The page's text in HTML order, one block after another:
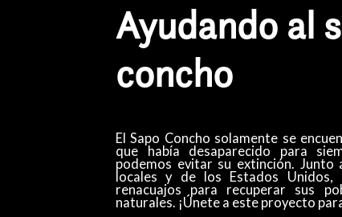
Ayudando al
concho
El Sapo Concho solamente se
que había desaparecido para
podemos evitar su extinción. Junto
locales y de los Estados
renacuajos para recuperar sus
naturales. ¡Únete a este proyecto